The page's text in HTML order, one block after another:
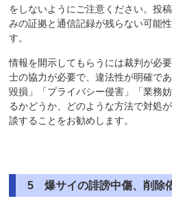
をしないようにご注意ください。投
みの証拠と通信記録が残らない可能
す。
情報を開示してもらうには裁判が必
士の協力が必要で、違法性が明確で
毀損」「プライバシー侵害」「業務
るかどうか、どのような方法で対処
談することをお勧めします。
5 爆サイの誹謗中傷、削除